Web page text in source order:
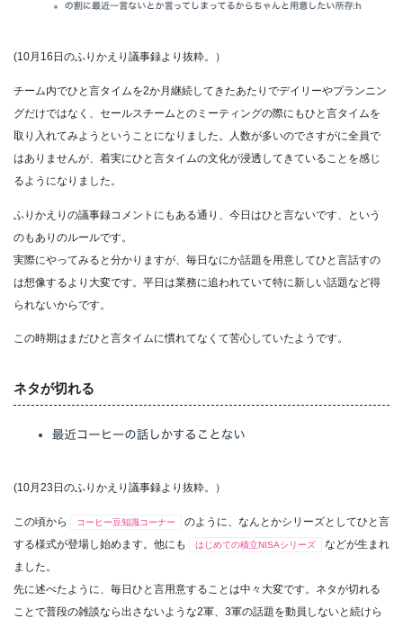
(10月16日のふりかえり議事録より抜粋。）
チーム内でひと言タイムを2か月継続してきたあたりでデイリーやプランニン
グだけではなく、セールスチームとのミーティングの際にもひと言タイムを
取り入れてみようということになりました。人数が多いのでさすがに全員で
はありませんが、着実にひと言タイムの文化が浸透してきていることを感じ
るようになりました。
ふりかえりの議事録コメントにもある通り、今日はひと言ないです、という
のもありのルールです。
実際にやってみると分かりますが、毎日なにか話題を用意してひと言話すの
は想像するより大変です。平日は業務に追われていて特に新しい話題など得
られないからです。
この時期はまだひと言タイムに慣れてなくて苦心していたようです。
ネタが切れる
(10月23日のふりかえり議事録より抜粋。）
この頃から コーヒー豆知識コーナー
のように、なんとかシリーズとしてひと言
する様式が登場し始めます。他にも
はじめての積立NISAシリーズ
などが生まれ
ました。
先に述べたように、毎日ひと言用意することは中々大変です。ネタが切れる
ことで普段の雑談なら出さないような2軍、3軍の話題を動員しないと続けら